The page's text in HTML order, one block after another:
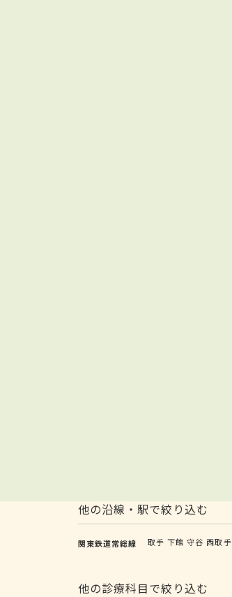
他の沿線・駅で絞り込む
関東鉄道常総線 取手 下館 守谷 西取手
他の診療科目で絞り込む